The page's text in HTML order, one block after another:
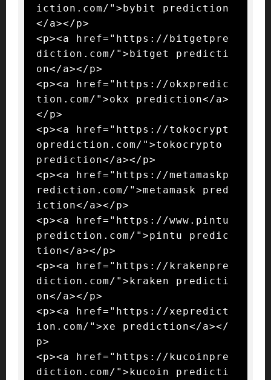
iction.com/">bybit prediction
</a></p>
<p><a href="https://bitgetpre
diction.com/">bitget predicti
on</a></p>
<p><a href="https://okxpredic
tion.com/">okx prediction</a>
</p>
<p><a href="https://tokocrypt
oprediction.com/">tokocrypto
prediction</a></p>
<p><a href="https://metamaskp
rediction.com/">metamask pred
iction</a></p>
<p><a href="https://www.pintu
prediction.com/">pintu predic
tion</a></p>
<p><a href="https://krakenpre
diction.com/">kraken predicti
on</a></p>
<p><a href="https://xepredict
ion.com/">xe prediction</a></
p>
<p><a href="https://kucoinpre
diction.com/">kucoin predicti